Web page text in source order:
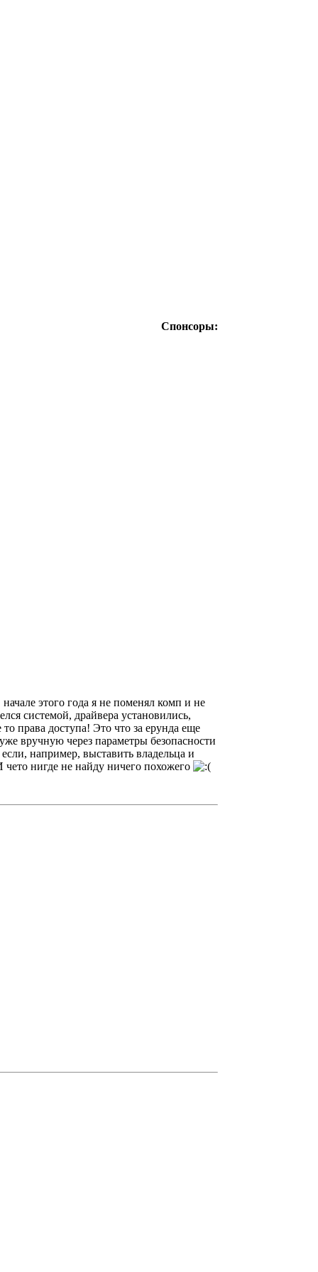
Спонсоры:
этого года я не поменял комп и не
системой, драйвера установились,
права доступа! Это что за ерунда еще
вручную через параметры безопасности
например, выставить владельца и
нигде не найду ничего похожего